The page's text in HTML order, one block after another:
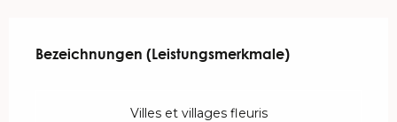
Bezeichnungen (Leistungsmerkmale)
Bezeichnungen (Leistungsmerkmale)
Villes et villages fleuris